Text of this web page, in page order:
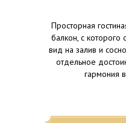
Просторная
балкон, с которого
вид на залив и
отдельное
гармония